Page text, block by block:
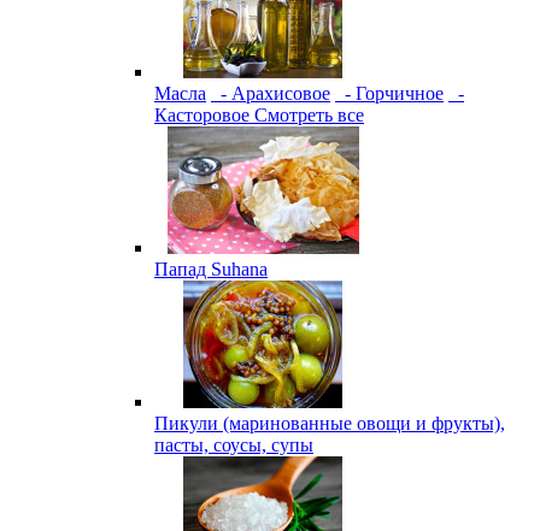
Масла - Арахисовое - Горчичное
-
Касторовое Смотреть все
Папад Suhana
Пикули (маринованные овощи и фрукты),
пасты, соусы, супы